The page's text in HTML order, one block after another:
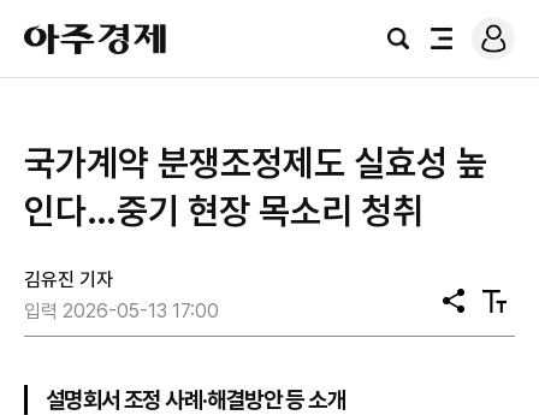
아
주
경
검
전
로
그
국가계약 분쟁조정제도 실효성 높
인다…중기 현장 목소리 청취
김유진 기자
입력 2026-05-13 17:00
공
유
텍
스
설명회서 조정 사례·해결방안 등 소개